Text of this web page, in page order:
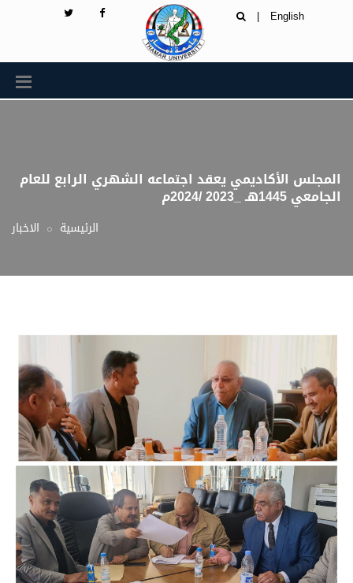
English
|
المجلس الأكاديمي يعقد اجتماعه الشهري الرابع للعام
الجامعي 1445هـ _2023 /2024م
الرئيسية الاخبار